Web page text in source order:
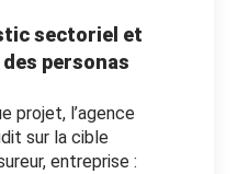
sectoriel et
personas
projet, l’agence
sur la cible
entreprise :